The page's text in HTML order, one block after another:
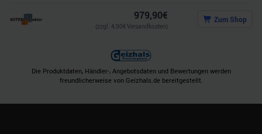
979,90€
(zzgl. 4,90€ Versandkosten)
Zum Shop
Die Produktdaten, Händler-, Angebotsdaten und Bewertungen werden
freundlicherweise von Geizhals.de bereitgestellt.